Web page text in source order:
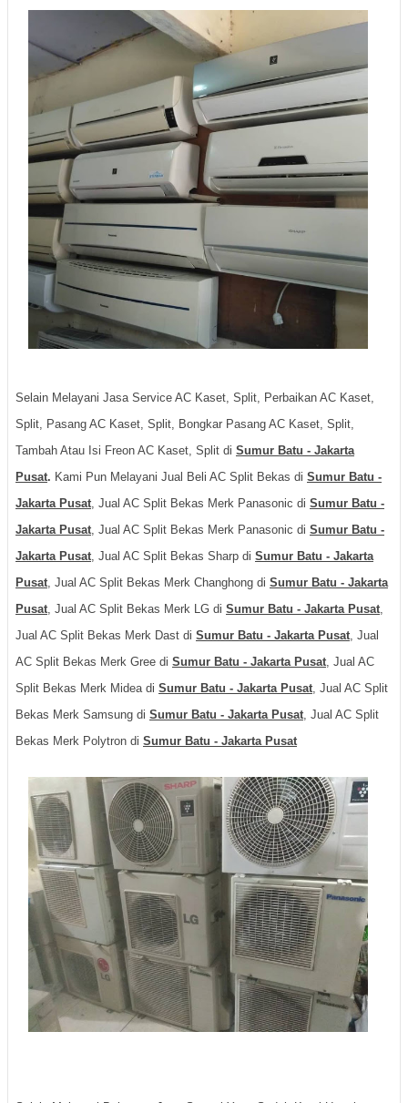
Selain Melayani Jasa Service AC Kaset, Split, Perbaikan AC Kaset,
Split, Pasang AC Kaset, Split, Bongkar Pasang AC Kaset, Split,
Tambah Atau Isi Freon AC Kaset, Split di Sumur Batu - Jakarta
Pusat. Kami Pun Melayani Jual Beli AC Split Bekas di Sumur Batu -
Jakarta Pusat, Jual AC Split Bekas Merk Panasonic di Sumur Batu -
Jakarta Pusat, Jual AC Split Bekas Merk Panasonic di Sumur Batu -
Jakarta Pusat, Jual AC Split Bekas Sharp di Sumur Batu - Jakarta
Pusat, Jual AC Split Bekas Merk Changhong di Sumur Batu - Jakarta
Pusat, Jual AC Split Bekas Merk LG di Sumur Batu - Jakarta Pusat,
Jual AC Split Bekas Merk Dast di Sumur Batu - Jakarta Pusat, Jual
AC Split Bekas Merk Gree di Sumur Batu - Jakarta Pusat, Jual AC
Split Bekas Merk Midea di Sumur Batu - Jakarta Pusat, Jual AC Split
Bekas Merk Samsung di Sumur Batu - Jakarta Pusat, Jual AC Split
Bekas Merk Polytron di Sumur Batu - Jakarta Pusat